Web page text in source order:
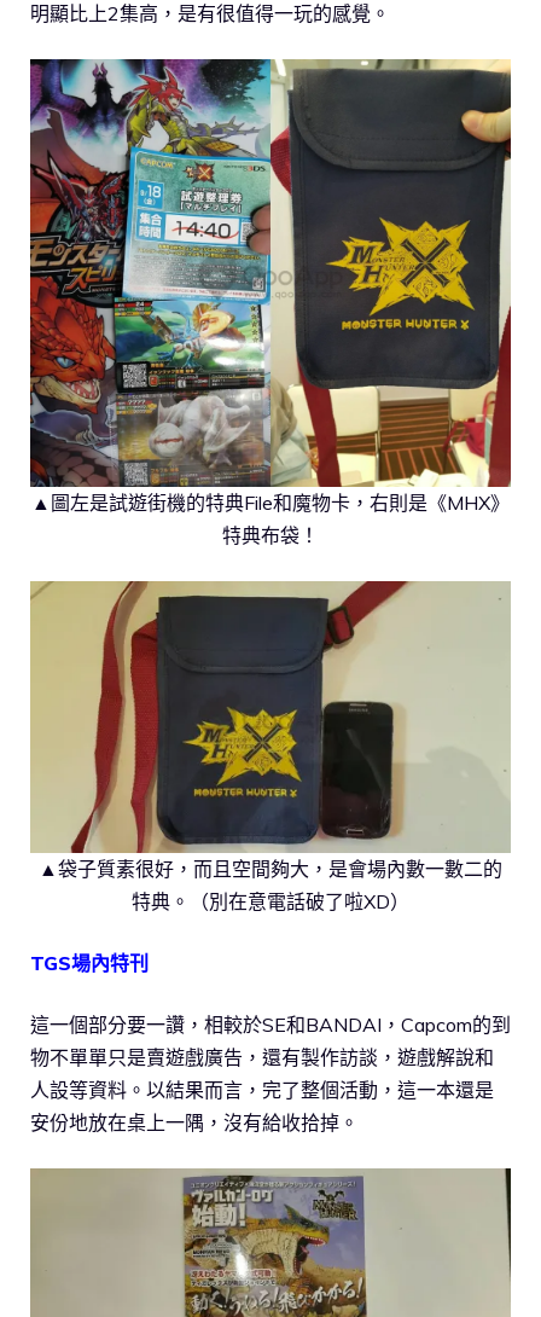
明顯比上2集高，是有很值得一玩的感覺。
▲圖左是試遊街機的特典File和魔物卡，右則是《MHX》
特典布袋！
▲袋子質素很好，而且空間夠大，是會場內數一數二的
特典。（別在意電話破了啦XD）
TGS場內特刊
這一個部分要一讚，相較於SE和BANDAI，Capcom的到
物不單單只是賣遊戲廣告，還有製作訪談，遊戲解說和
人設等資料。以結果而言，完了整個活動，這一本還是
安份地放在桌上一隅，沒有給收拾掉。